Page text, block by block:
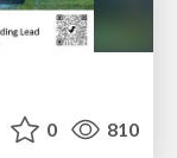
0 810